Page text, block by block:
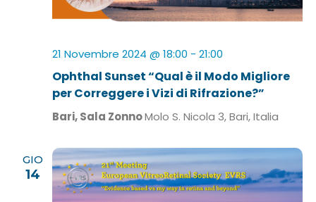
21 Novembre 2024 @ 18:00 - 21:00
Ophthal Sunset “Qual è il Modo Migliore
per Correggere i Vizi di Rifrazione?”
Bari, Sala ZonnoMolo S. Nicola 3, Bari, Italia
GIO
14